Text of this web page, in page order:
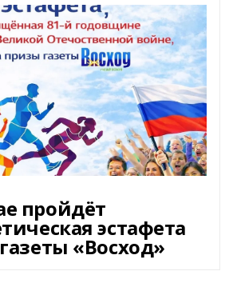
пройдёт
эстафета
«Восход»